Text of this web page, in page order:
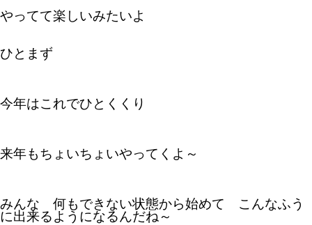
やってて楽しいみたいよ
ひとまず
今年はこれでひとくくり
来年もちょいちょいやってくよ～
みんな 何もできない状態から始めて こんなふう
に出来るようになるんだね～